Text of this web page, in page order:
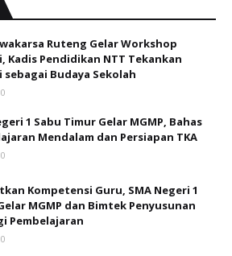
Ruteng Gelar Workshop
Kadis Pendidikan NTT Tekankan
sebagai Budaya Sekolah
1 Sabu Timur Gelar MGMP, Bahas
Mendalam dan Persiapan TKA
Kompetensi Guru, SMA Negeri 1
MGMP dan Bimtek Penyusunan
Pembelajaran